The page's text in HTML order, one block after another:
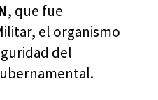
, que fue
el organismo
del